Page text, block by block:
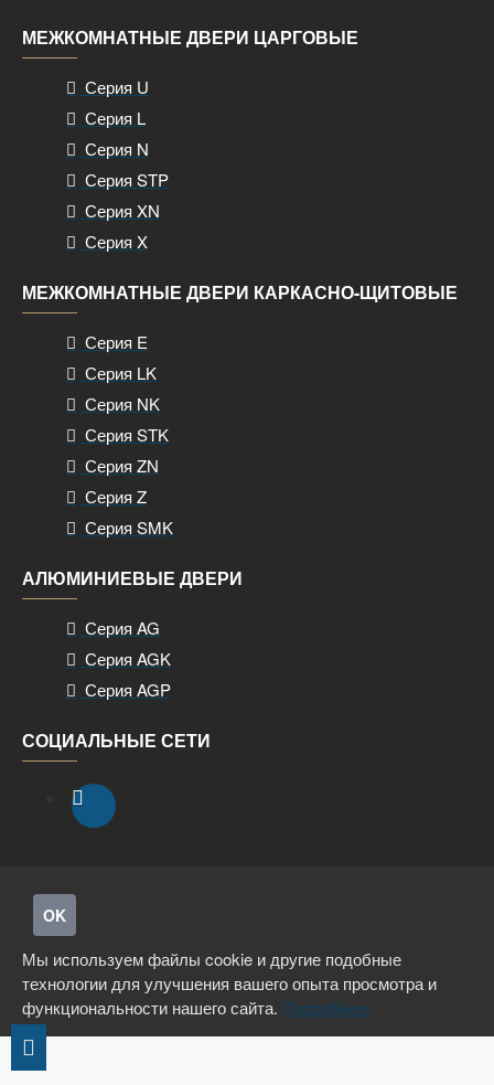
МЕЖКОМНАТНЫЕ ДВЕРИ ЦАРГОВЫЕ
Серия U
Серия L
Серия N
Серия STP
Серия XN
Серия X
МЕЖКОМНАТНЫЕ ДВЕРИ КАРКАСНО-ЩИТОВЫЕ
Серия E
Серия LK
Серия NK
Серия STK
Серия ZN
Серия Z
Серия SMK
АЛЮМИНИЕВЫЕ ДВЕРИ
Серия AG
Серия AGK
Серия AGP
СОЦИАЛЬНЫЕ СЕТИ
OK
Мы используем файлы cookie и другие подобные
технологии для улучшения вашего опыта просмотра и
функциональности нашего сайта. Подробнее.